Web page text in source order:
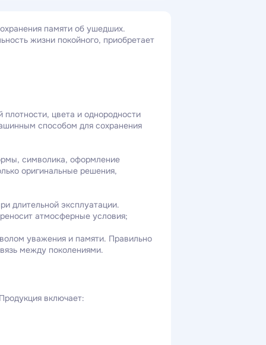
памяти об ушедших.
жизни покойного, приобретает
цвета и однородности
способом для сохранения
символика, оформление
оригинальные решения,
длительной эксплуатации.
атмосферные условия;
уважения и памяти. Правильно
между поколениями.
включает: